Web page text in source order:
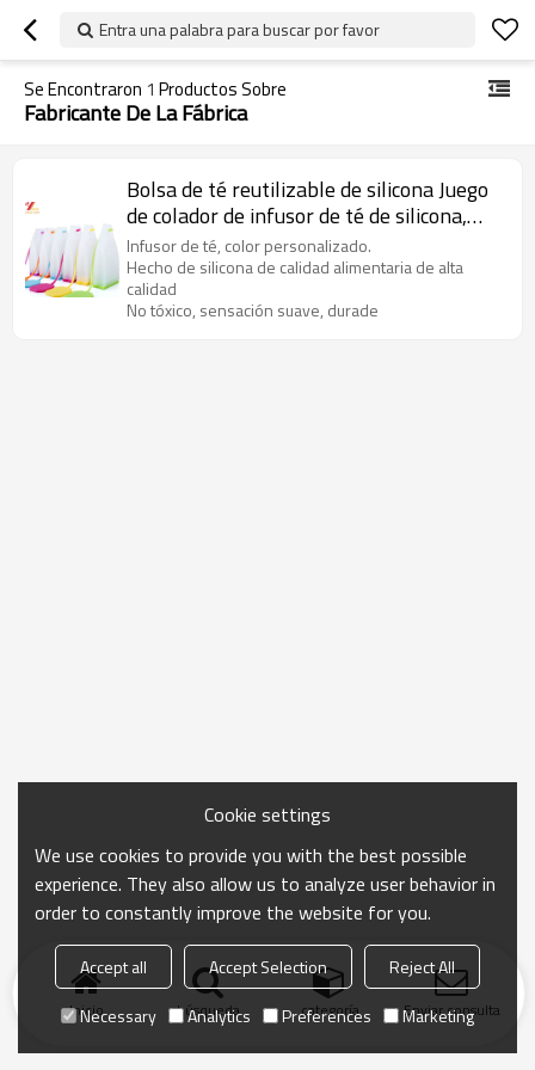
Entra una palabra para buscar por favor
Se Encontraron 1 Productos Sobre
Fabricante De La Fábrica
Bolsa de té reutilizable de silicona Juego
de colador de infusor de té de silicona,
color personalizado, Suministros para la
fiesta del té
Infusor de té, color personalizado.
Hecho de silicona de calidad alimentaria de alta
calidad
No tóxico, sensación suave, durade
Inicio búsqueda categoría Enviar consulta
Cookie settings
We use cookies to provide you with the best possible
experience. They also allow us to analyze user behavior in
order to constantly improve the website for you.
Accept all Accept Selection
Reject All
Necessary
Analytics Preferences Marketing